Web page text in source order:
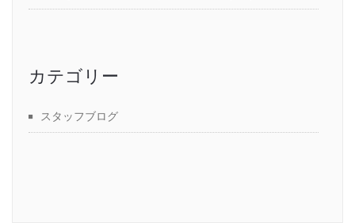
カテゴリー
スタッフブログ